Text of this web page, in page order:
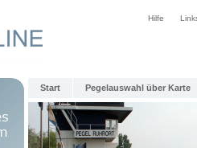
Hilfe
Start Pegelauswahl über Karte